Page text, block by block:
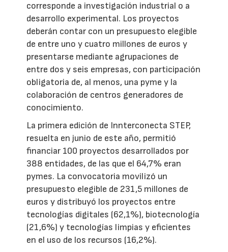
corresponde a investigación industrial o a
desarrollo experimental. Los proyectos
deberán contar con un presupuesto elegible
de entre uno y cuatro millones de euros y
presentarse mediante agrupaciones de
entre dos y seis empresas, con participación
obligatoria de, al menos, una pyme y la
colaboración de centros generadores de
conocimiento.
La primera edición de Innterconecta STEP,
resuelta en junio de este año, permitió
financiar 100 proyectos desarrollados por
388 entidades, de las que el 64,7% eran
pymes. La convocatoria movilizó un
presupuesto elegible de 231,5 millones de
euros y distribuyó los proyectos entre
tecnologías digitales (62,1%), biotecnología
(21,6%) y tecnologías limpias y eficientes
en el uso de los recursos (16,2%).